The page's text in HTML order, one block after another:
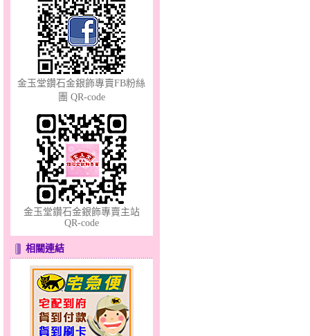
愛上妳～金銀鋼套鍊
許願骨～金銀鋼套鍊
幸福童話～黃金套鍊
金玉堂鑽石金銀飾專賣FB粉絲
團 QR-code
金玉堂鑽石金銀飾專賣主站
QR-code
相關連結